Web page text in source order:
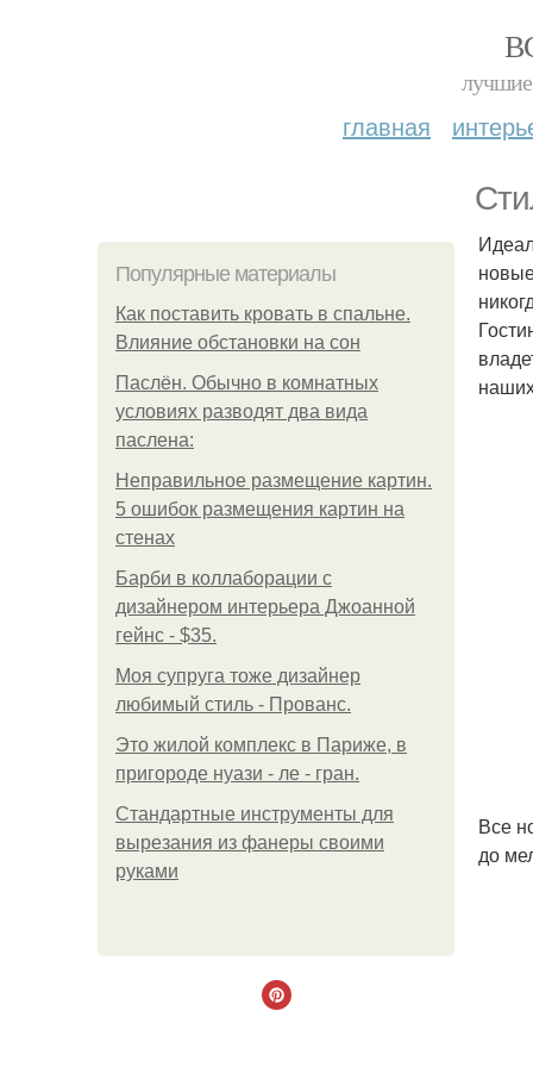
лучшие
главная
Популярные материалы
Как поставить кровать в спальне.
Влияние обстановки на сон
Паслён. Обычно в комнатных
условиях разводят два вида
паслена:
Неправильное размещение картин.
5 ошибок размещения картин на
стенах
Барби в коллаборации с
дизайнером интерьера Джоанной
гейнс - $35.
Моя супруга тоже дизайнер
любимый стиль - Прованс.
Это жилой комплекс в Париже, в
пригороде нуази - ле - гран.
Стандартные инструменты для
вырезания из фанеры своими
руками
Все
до